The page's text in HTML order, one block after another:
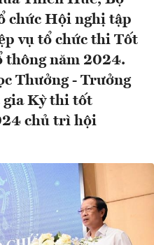
chức Hội nghị tập
vụ tổ chức thi Tốt
thông năm 2024.
Thưởng - Trưởng
gia Kỳ thi tốt
chủ trì hội